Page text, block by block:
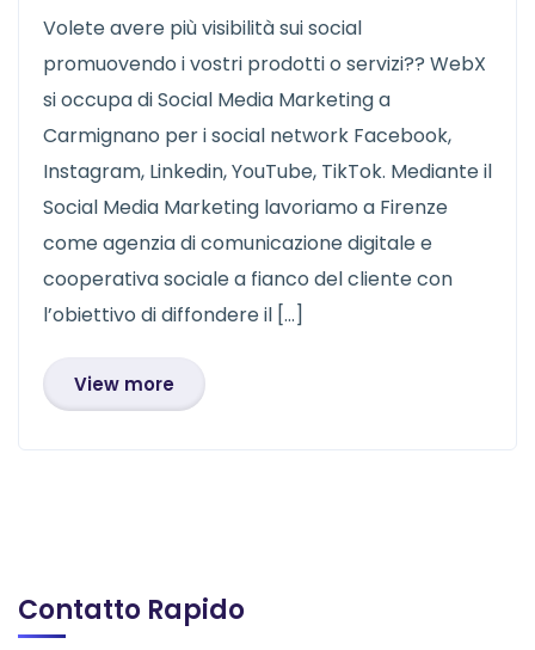
Volete avere più visibilità sui social
promuovendo i vostri prodotti o servizi?? WebX
si occupa di Social Media Marketing a
Carmignano per i social network Facebook,
Instagram, Linkedin, YouTube, TikTok. Mediante il
Social Media Marketing lavoriamo a Firenze
come agenzia di comunicazione digitale e
cooperativa sociale a fianco del cliente con
l’obiettivo di diffondere il […]
View more
Contatto Rapido